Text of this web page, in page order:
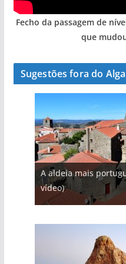
Fecho da passagem de
que
Sugestões fora do
A aldeia mais
vídeo)
As portas do rio Tejo
A piscina natural